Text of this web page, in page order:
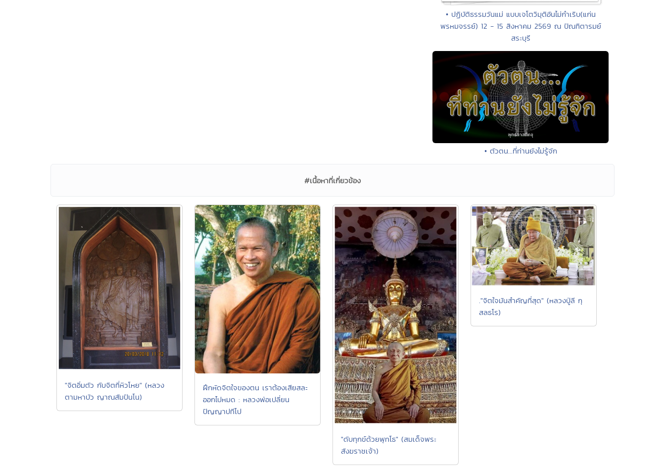
• ปฏิบัติธรรมวันแม่ แบบเจโตวิมุติอันไม่กำเริบ(แก่น
พรหมจรรย์) 12 - 15 สิงหาคม 2569 ณ ปัณฑิตารมย์
สระบุรี
• ตัวตน...ที่ท่านยังไม่รู้จัก
#เนื้อหาที่เกี่ยวข้อง
"จิตอิ่มตัว กับจิตที่หิวโหย" (หลวง
ตามหาบัว ญาณสัมปันโน)
ฝึกหัดจิตใจของตน เราต้องเสียสละ
ออกไปหมด : หลวงพ่อเปลี่ยน
ปัญญาปทีโป
"ดับทุกข์ด้วยพุทโธ" (สมเด็จพระ
สังฆราชเจ้า)
."จิตใจมันสำคัญที่สุด" (หลวงปู่ลี กุ
สลธโร)